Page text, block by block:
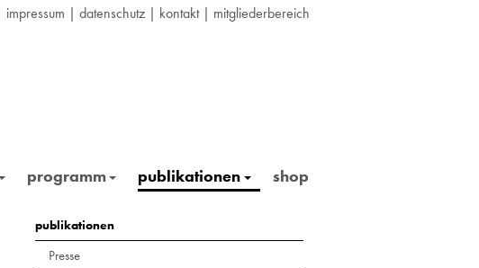
impressum | datenschutz | kontakt| mitgliederbereich
programm publikationen shop
publikationen
Presse